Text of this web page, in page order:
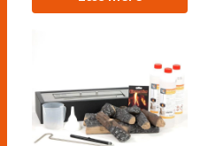
konverteringssæt.